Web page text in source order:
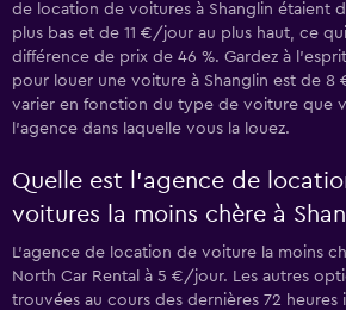
de location de voitures à Shanglin étaient
plus bas et de 11 €/jour au plus haut, ce
différence de prix de 46 %. Gardez à
pour louer une voiture à Shanglin est de
varier en fonction du type de voiture que
l’agence dans laquelle vous la louez.
Quelle est l’agence de
voitures la moins chère à
L’agence de location de voiture la moins
North Car Rental à 5 €/jour. Les autres
trouvées au cours des dernières 72 heures